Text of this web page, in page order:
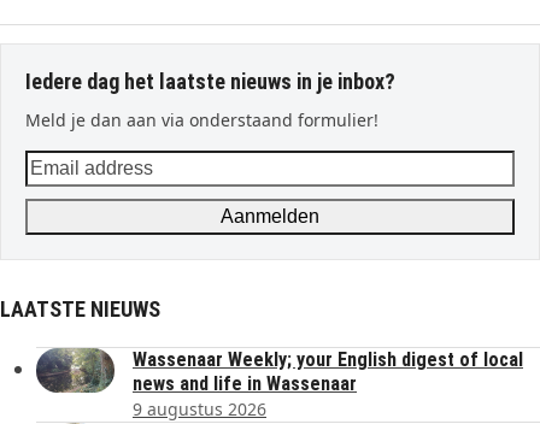
Iedere dag het laatste nieuws in je inbox?
Meld je dan aan via onderstaand formulier!
Email
address
Aanmelden
LAATSTE NIEUWS
Wassenaar Weekly; your English digest of local
news and life in Wassenaar
9 augustus 2026